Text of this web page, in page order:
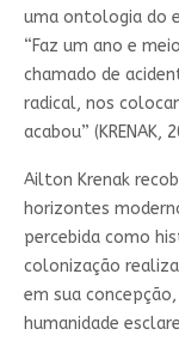
uma ontologia do
“Faz um ano e
chamado de
radical, nos
acabou” (KRENAK,
Ailton Krenak
horizontes
percebida como
colonização
em sua
humanidade